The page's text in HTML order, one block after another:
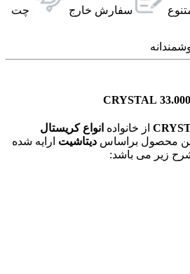
سفارش خارج چت
از خانواده انواع کریستال
محصول براساس دیتاشیت ارایه شده
شرح زیر می باشد: